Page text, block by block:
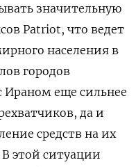
значительную
Patriot, что ведет
населения в
городов
Ираном еще сильнее
да и
средств на их
этой ситуации